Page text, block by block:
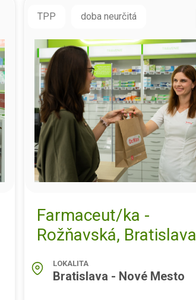
TPP doba neurčitá
Farmaceut/ka -
Rožňavská, Bratislava
LOKALITA
Bratislava - Nové Mesto